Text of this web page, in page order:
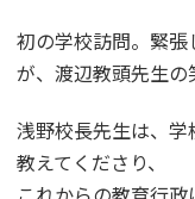
初の学校訪問。緊
が、渡辺教頭先生の
浅野校長先生は、
教えてくださり、